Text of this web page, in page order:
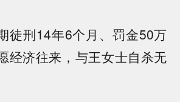
徒刑14年6个月、罚金50万
经济往来，与王女士自杀无